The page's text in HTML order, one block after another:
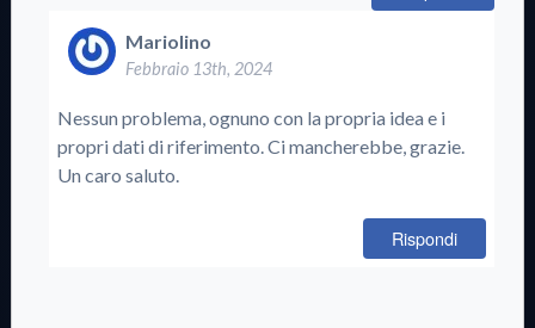
Mariolino
Febbraio 13th, 2024
Nessun problema, ognuno con la propria idea e i
propri dati di riferimento. Ci mancherebbe, grazie.
Un caro saluto.
Rispondi